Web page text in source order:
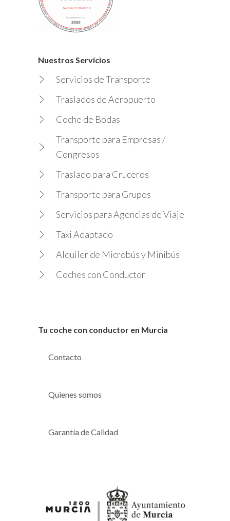
Nuestros Servicios
Servicios de Transporte
Traslados de Aeropuerto
Coche de Bodas
Transporte para Empresas /
Congresos
Traslado para Cruceros
Transporte para Grupos
Servicios para Agencias de Viaje
Taxi Adaptado
Alquiler de Microbús y Minibús
Coches con Conductor
Tu coche con conductor en Murcia
Contacto
Quienes somos
Garantía de Calidad